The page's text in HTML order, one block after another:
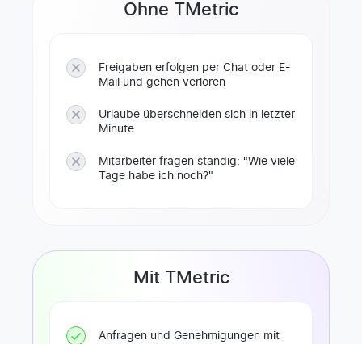
Ohne TMetric
Freigaben erfolgen per Chat oder E-
Mail und gehen verloren
Urlaube überschneiden sich in letzter
Minute
Mitarbeiter fragen ständig: "Wie viele
Tage habe ich noch?"
Mit TMetric
Anfragen und Genehmigungen mit